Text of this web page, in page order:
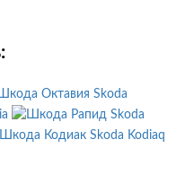
Skoda
Skoda
Skoda Kodiaq